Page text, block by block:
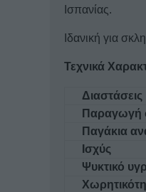
Ισπανίας.
Ιδανική για
Τεχνικά
Διαστάσεις
Παραγωγή
Παγάκια
Ισχύς
Ψυκτικό